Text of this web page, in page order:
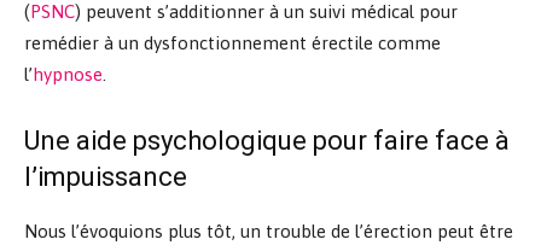
(PSNC) peuvent s’additionner à un suivi médical pour
remédier à un dysfonctionnement érectile comme
l’hypnose
Une aide psychologique pour faire face à
l’impuissance
Nous l’évoquions plus tôt, un trouble de l’érection peut être